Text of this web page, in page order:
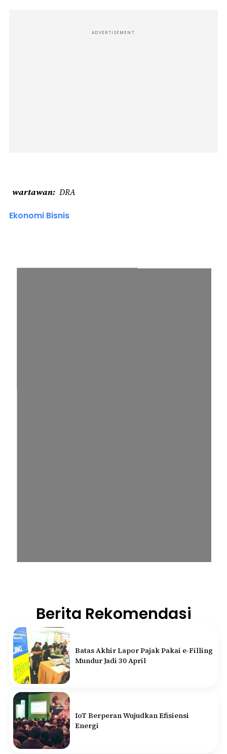
ADVERTISEMENT
wartawan DRA
Ekonomi Bisnis
Berita Rekomendasi
Batas Akhir Lapor Pajak Pakai e-Filling
Mundur Jadi 30 April
IoT Berperan Wujudkan Efisiensi
Energi